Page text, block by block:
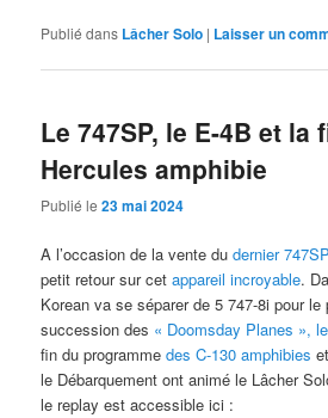
Publié dans Lâcher Solo | Laisser un
Le 747SP, le E-4B et la
Hercules amphibie
Publié le23 mai 2024
A l’occasion de la vente dudernier
petit retour sur cetappareil incroyable.
Korean va se séparer de 5 747-8i pour le
succession des « Doomsday Planes »,
fin du programmedes C-130 amphibies
le Débarquement ont animé le Lâcher
le replay est accessible ici :